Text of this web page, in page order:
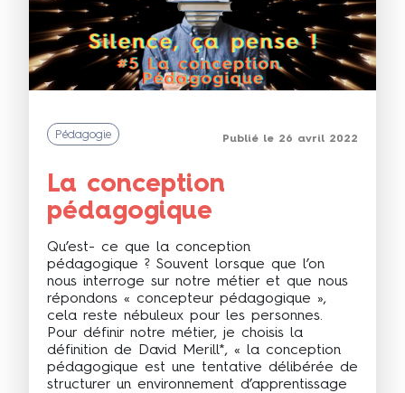
Pédagogie Publié le 26 avril 2022
La conception
pédagogique
Qu’est- ce que la conception
pédagogique ? Souvent lorsque que l’on
nous interroge sur notre métier et que nous
répondons « concepteur pédagogique »,
cela reste nébuleux pour les personnes.
Pour définir notre métier, je choisis la
définition de David Merill*, « la conception
pédagogique est une tentative délibérée de
structurer un environnement d’apprentissage